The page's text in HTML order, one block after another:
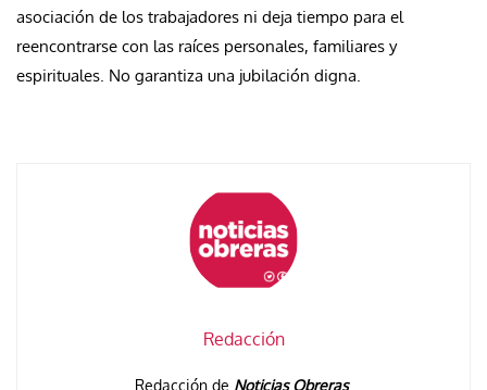
asociación de los trabajadores ni deja tiempo para el
reencontrarse con las raíces personales, familiares y
espirituales. No garantiza una jubilación digna.
Redacción
Redacción de Noticias Obreras.